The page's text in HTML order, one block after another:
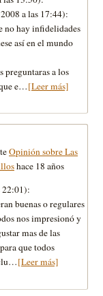
a las 17:44):
no hay infidelidades
así en el mundo
preguntaras a los
e…[Leer más]
Opinión sobre Las
hace 18 años
buenas o regulares
nos impresionó y
mas de las
que todos
[Leer más]